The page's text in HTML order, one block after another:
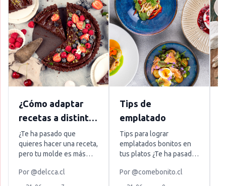
¿Cómo adaptar
recetas a distintas
medidas de
moldes?
¿Te ha pasado que
quieres hacer una receta,
pero tu molde es más
de la receta original y no
sabes cómo adaptarlo?
Por@delcca.cl
Tips de
emplatado
Tips para lograr
emplatados bonitos en
tus platos ¿Te ha pasado
rica, pero al servirla no se
ve tan tentadora como
Por@comebonito.cl